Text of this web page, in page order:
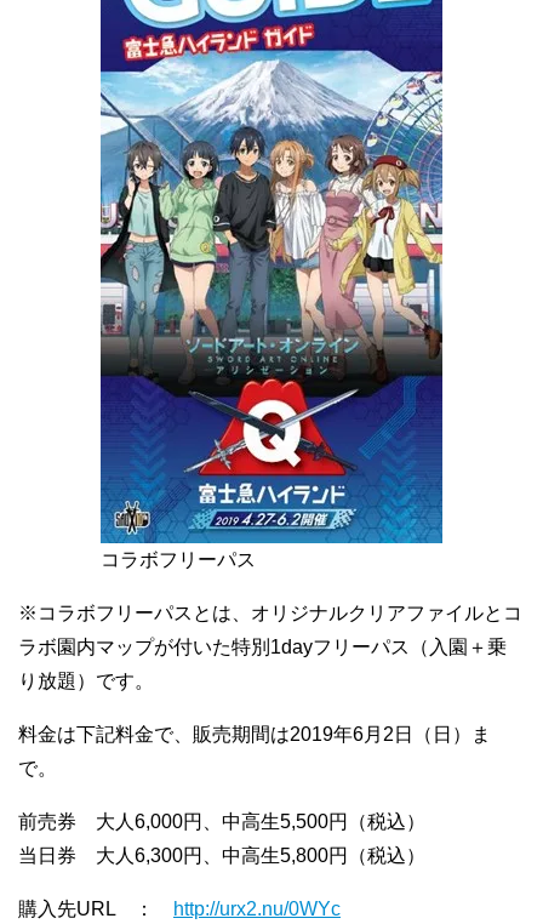
コラボフリーパス
※コラボフリーパスとは、オリジナルクリアファイルとコ
ラボ園内マップが付いた特別1dayフリーパス（入園＋乗
り放題）です。
料金は下記料金で、販売期間は2019年6月2日（日）ま
で。
前売券 大人6,000円、中高生5,500円（税込）
当日券 大人6,300円、中高生5,800円（税込）
購入先URL ： http://urx2.nu/0WYc